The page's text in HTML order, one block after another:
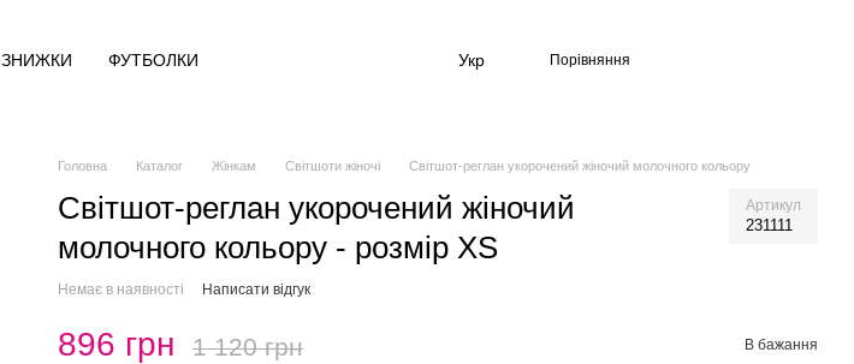
ЗНИЖКИ ФУТБОЛКИ Укр Порівняння
Головна Каталог Жінкам Світшоти жіночі Світшот-реглан укорочений жіночий молочного кольору
Світшот-реглан укорочений жіночий
молочного кольору - розмір XS
Артикул
231111
Немає в наявності Написати відгук
896 грн 1 120 грн В бажання